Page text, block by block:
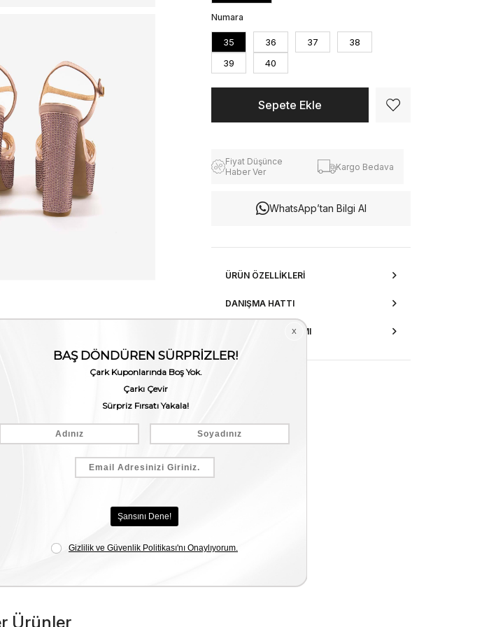
Numara
35 36 37
38
39
40
Fiyat Düşünce
Haber Ver
Kargo Bedava
WhatsApp’tan Bilgi Al
ÜRÜN ÖZELLIKLERI
DANIŞMA HATTI
AKSESUAR ONARIMI
Ürünler